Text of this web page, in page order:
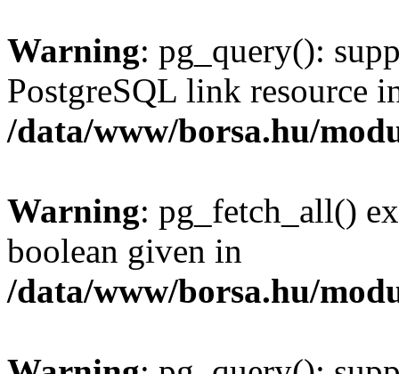
Warning: pg_query():
PostgreSQL link resource
/data/www/borsa.hu/
Warning: pg_fetch_all()
boolean given in
/data/www/borsa.hu/